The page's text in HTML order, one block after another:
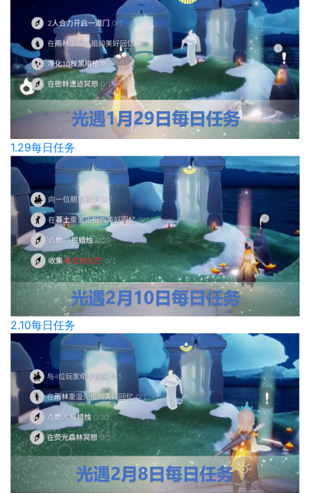
1.29每日任务
2.10每日任务